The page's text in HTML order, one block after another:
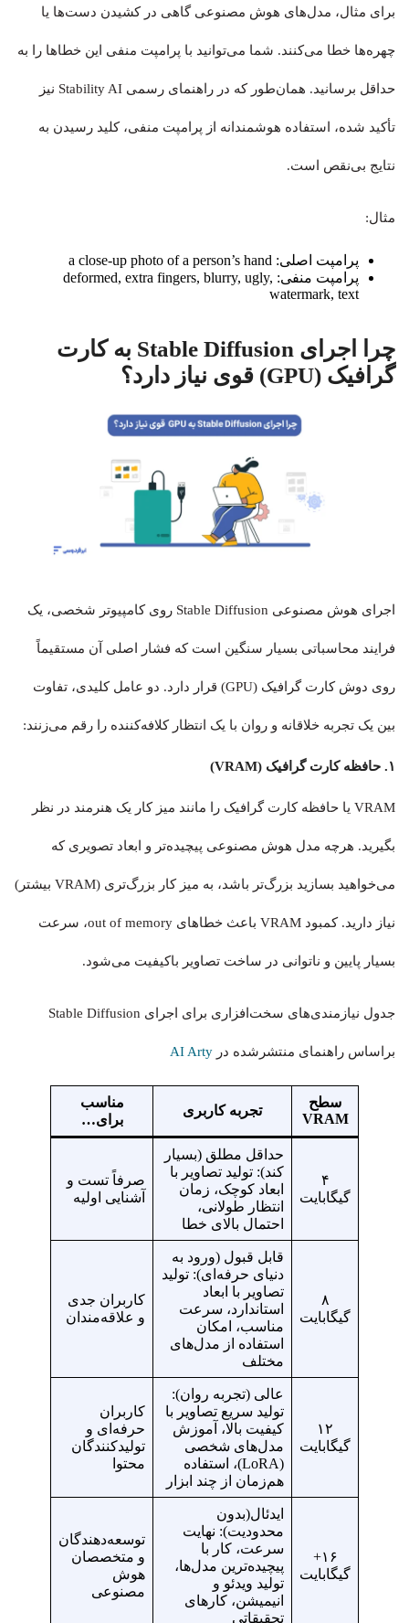
برای مثال، مدل‌های هوش مصنوعی گاهی در کشیدن دست‌ها یا
چهره‌ها خطا می‌کنند. شما می‌توانید با پرامپت منفی این خطاها را به
حداقل برسانید. همان‌طور که در راهنمای رسمی Stability AI نیز
تأکید شده، استفاده هوشمندانه از پرامپت منفی، کلید رسیدن به
نتایج بی‌نقص است.
مثال:
پرامپت اصلی: a close-up photo of a person’s hand
پرامپت منفی: deformed, extra fingers, blurry, ugly,
watermark, text
چرا اجرای Stable Diffusion به کارت
گرافیک (GPU) قوی نیاز دارد؟
اجرای هوش مصنوعی Stable Diffusion روی کامپیوتر شخصی، یک
فرایند محاسباتی بسیار سنگین است که فشار اصلی آن مستقیماً
روی دوش کارت گرافیک (GPU) قرار دارد. دو عامل کلیدی، تفاوت
بین یک تجربه خلاقانه و روان با یک انتظار کلافه‌کننده را رقم می‌زنند:
۱. حافظه کارت گرافیک (VRAM)
VRAM یا حافظه کارت گرافیک را مانند میز کار یک هنرمند در نظر
بگیرید. هرچه مدل هوش مصنوعی پیچیده‌تر و ابعاد تصویری که
می‌خواهید بسازید بزرگ‌تر باشد، به میز کار بزرگ‌تری (VRAM بیشتر)
نیاز دارید. کمبود VRAM باعث خطاهای out of memory، سرعت
بسیار پایین و ناتوانی در ساخت تصاویر باکیفیت می‌شود.
جدول نیازمندی‌های سخت‌افزاری برای اجرای Stable Diffusion
براساس راهنمای منتشرشده در AI Arty
سطح
VRAM
تجربه کاربری
مناسب
برای…
۴
گیگابایت
حداقل مطلق (بسیار
کند): تولید تصاویر با
ابعاد کوچک، زمان
انتظار طولانی،
احتمال بالای خطا
صرفاً تست و
آشنایی اولیه
۸
گیگابایت
قابل قبول (ورود به
دنیای حرفه‌ای): تولید
تصاویر با ابعاد
استاندارد، سرعت
مناسب، امکان
استفاده از مدل‌های
مختلف
کاربران جدی
و علاقه‌مندان
۱۲
گیگابایت
عالی (تجربه روان):
تولید سریع تصاویر با
کیفیت بالا، آموزش
مدل‌های شخصی
(LoRA)، استفاده
هم‌زمان از چند ابزار
کاربران
حرفه‌ای و
تولیدکنندگان
محتوا
۱۶+
گیگابایت
ایدئال(بدون
محدودیت): نهایت
سرعت، کار با
پیچیده‌ترین مدل‌ها،
تولید ویدئو و
انیمیشن، کارهای
تحقیقاتی
توسعه‌دهندگان
و متخصصان
هوش
مصنوعی